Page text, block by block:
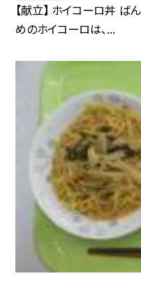
【献立】 ホイコーロ丼 ば
めのホイコーロは、...